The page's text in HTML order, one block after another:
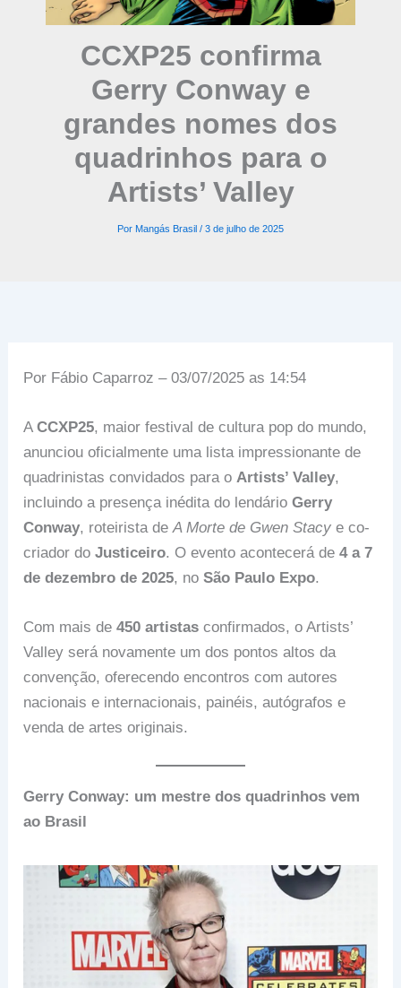
CCXP25 confirma
Gerry Conway e
grandes nomes dos
quadrinhos para o
Artists’ Valley
Por Mangás Brasil / 3 de julho de 2025
Por Fábio Caparroz – 03/07/2025 as 14:54
ACCXP25, maior festival de cultura pop do mundo,
anunciou oficialmente uma lista impressionante de
quadrinistas convidados para oArtists’ Valley,
incluindo a presença inédita do lendárioGerry
Conway, roteirista deA Morte de Gwen Stacy e co-
criador doJusticeiro. O evento acontecerá de4 a 7
de dezembro de 2025, noSão Paulo Expo.
Com mais de450 artistas confirmados, o Artists’
Valley será novamente um dos pontos altos da
convenção, oferecendo encontros com autores
nacionais e internacionais, painéis, autógrafos e
venda de artes originais.
Gerry Conway: um mestre dos quadrinhos vem
ao Brasil